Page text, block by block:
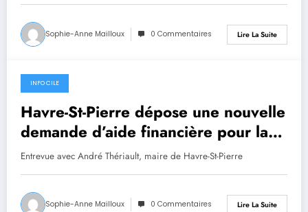
Sophie-Anne Mailloux 0 Commentaires Lire La Suite
20 juillet 2026
INFO CILE
Havre-St-Pierre dépose une nouvelle
demande d’aide financière pour la
construction d’un aréna
Entrevue avec André Thériault, maire de Havre-St-Pierre
Sophie-Anne Mailloux 0 Commentaires Lire La Suite